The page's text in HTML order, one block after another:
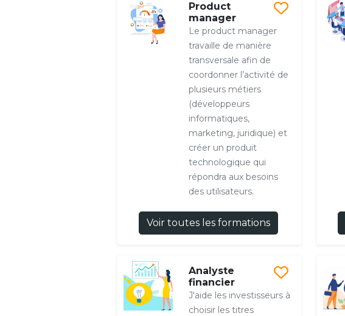
Product
manager
Le product manager
travaille de manière
transversale afin de
coordonner l’activité de
plusieurs métiers
(développeurs
informatiques,
marketing, juridique) et
créer un produit
technologique qui
répondra aux besoins
des utilisateurs.
Voir toutes les formations
Analyste
financier
J'aide les investisseurs à
choisir les titres